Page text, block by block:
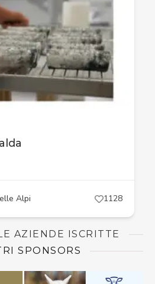
Alpi 1128
AZIENDE ISCRITTE
SPONSORS